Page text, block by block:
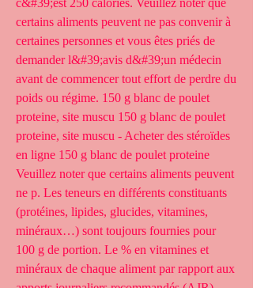
certains aliments peuvent ne pas convenir à
certaines personnes et vous êtes priés de
demander l&#39;avis d&#39;un médecin
avant de commencer tout effort de perdre du
poids ou régime. 150 g blanc de poulet
proteine, site muscu 150 g blanc de poulet
proteine, site muscu - Acheter des stéroïdes
en ligne 150 g blanc de poulet proteine
Veuillez noter que certains aliments peuvent
ne p. Les teneurs en différents constituants
(protéines, lipides, glucides, vitamines,
minéraux…) sont toujours fournies pour
100 g de portion. Le % en vitamines et
minéraux de chaque aliment par rapport aux